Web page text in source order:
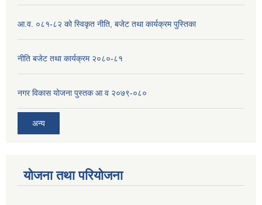
आ.व. ०८१-८२ को स्विकृत नीति, बजेट तथा कार्यक्रम पुस्तिका
नीति बजेट तथा कार्यक्रम २०८०-८१
नगर विकास योजना पुस्तक आ व २०७९-०८०
अन्य
योजना तथा परियोजना